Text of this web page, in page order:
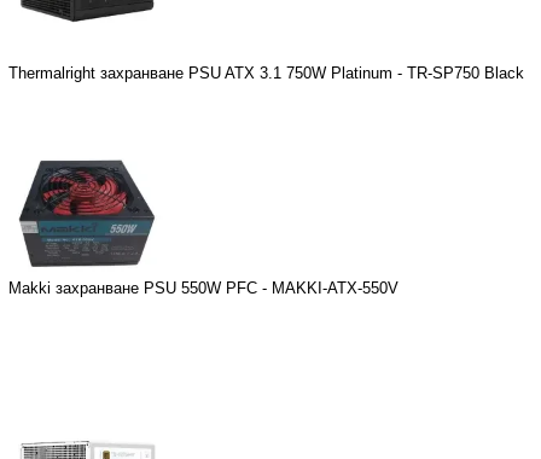
Thermalright захранване PSU ATX 3.1 750W Platinum - TR-SP750 Black
Makki захранване PSU 550W PFC - MAKKI-ATX-550V